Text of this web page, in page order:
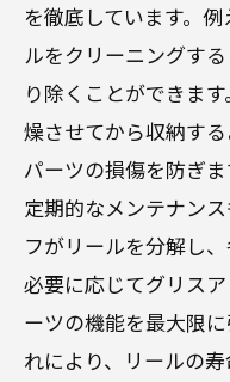
を徹底しています。
ルをクリーニングす
り除くことができま
燥させてから収納す
パーツの損傷を防ぎ
定期的なメンテナン
フがリールを分解し
必要に応じてグリス
ーツの機能を最大限
れにより、リールの